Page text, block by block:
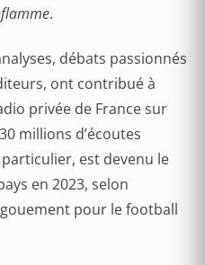
.
débats passionnés
ont contribué à
privée de France sur
millions d’écoutes
est devenu le
en 2023, selon
pour le football